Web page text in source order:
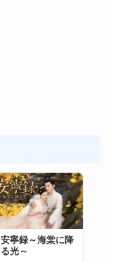
安寧録～海棠に降
る光～